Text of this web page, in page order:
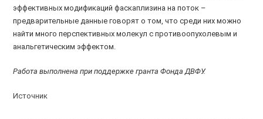
эффективных модификаций фаскаплизина на поток –
предварительные данные говорят о том, что среди них можно
найти много перспективных молекул с противоопухолевым и
анальгетическим эффектом.
Работа выполнена при поддержке гранта Фонда ДВФУ.
Источник